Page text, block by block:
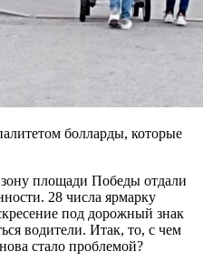
болларды, которые
площади Победы отдали
28 числа ярмарку
под дорожный знак
водители. Итак, то, с чем
стало проблемой?